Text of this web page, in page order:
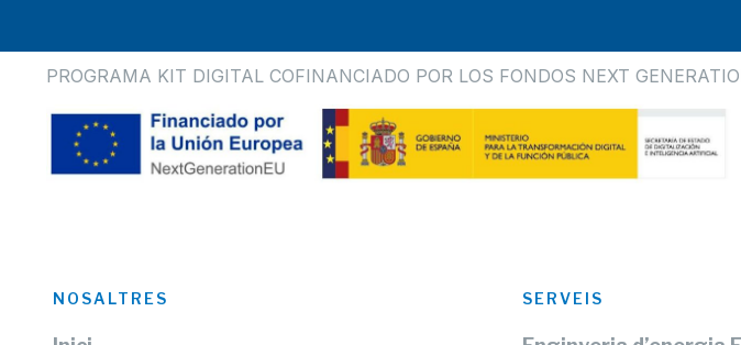
PROGRAMA KIT DIGITAL COFINANCIADO POR LOS FONDOS NEXT
NOSALTRES SERVEIS